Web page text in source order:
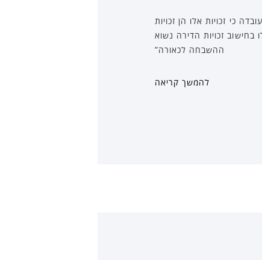
הדבר סותר את העובדה כי זכויות אלו הן זכויות
זכויות הדירה נשוא
ההשבחה לכאורה”
להמשך קריאה